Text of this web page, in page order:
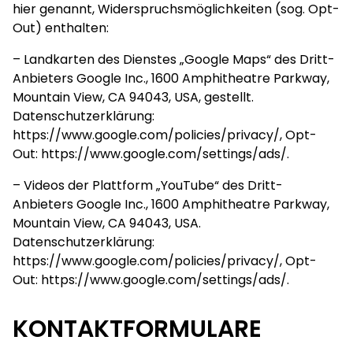
hier genannt, Widerspruchsmöglichkeiten (sog. Opt-
Out) enthalten:
– Landkarten des Dienstes „Google Maps“ des Dritt-
Anbieters Google Inc., 1600 Amphitheatre Parkway,
Mountain View, CA 94043, USA, gestellt.
Datenschutzerklärung:
https://www.google.com/policies/privacy/, Opt-
Out: https://www.google.com/settings/ads/.
– Videos der Plattform „YouTube“ des Dritt-
Anbieters Google Inc., 1600 Amphitheatre Parkway,
Mountain View, CA 94043, USA.
Datenschutzerklärung:
https://www.google.com/policies/privacy/, Opt-
Out: https://www.google.com/settings/ads/.
KONTAKTFORMULARE